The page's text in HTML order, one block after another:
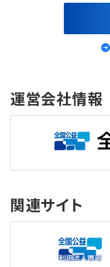
運営会社情報
関連サイト